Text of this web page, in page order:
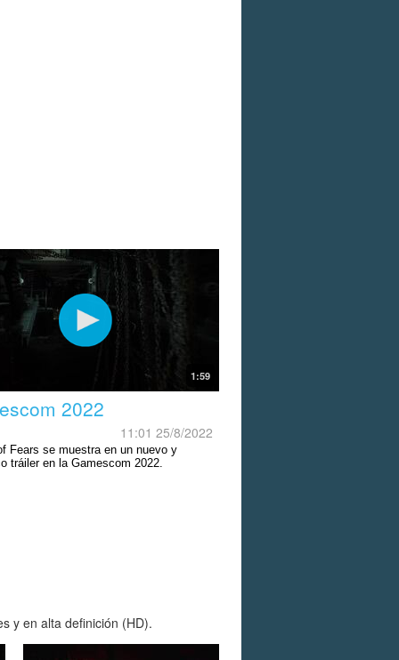
1:59
2022
11:01 25/8/2022
Fears se muestra en un nuevo y
tráiler en la Gamescom 2022.
y en alta definición (HD).